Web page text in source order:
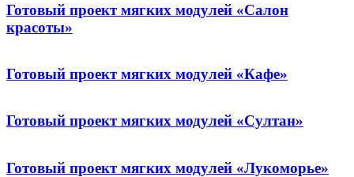
Готовый проект мягких модулей «Салон
красоты»
Готовый проект мягких модулей «Кафе»
Готовый проект мягких модулей «Султан»
Готовый проект мягких модулей «Лукоморье»